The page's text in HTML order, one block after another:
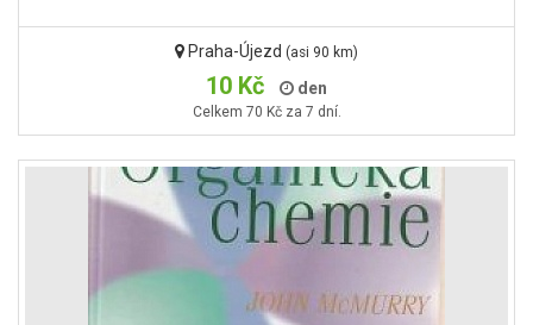
Praha-Újezd (asi 90 km)
10 Kč den
Celkem 70 Kč za 7 dní.